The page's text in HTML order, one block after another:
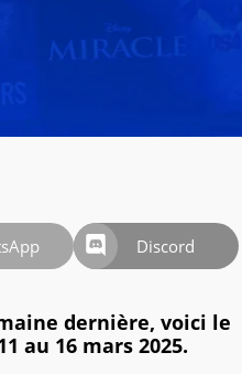
Discord
dernière, voici le
au 16 mars 2025.